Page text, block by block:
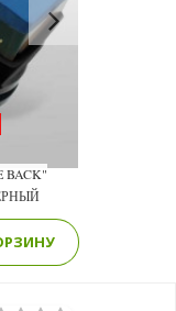
Next